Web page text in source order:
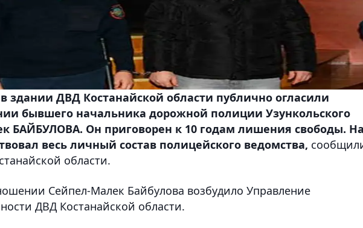
здании ДВД Костанайской области публично огласили
бывшего начальника дорожной полиции Узункольского
БАЙБУЛОВА. Он приговорен к 10 годам лишения свободы.
весь личный состав полицейского ведомства,
области.
Сейпел-Малек Байбулова возбудило Управление
ДВД Костанайской области.